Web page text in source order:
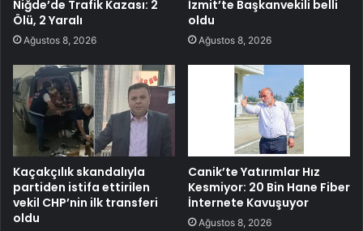
Niğde’de Trafik Kazası: 2
Ölü, 2 Yaralı
Ağustos 8, 2026
İzmit’te Başkanvekili belli
oldu
Ağustos 8, 2026
Kaçakçılık skandalıyla
partiden istifa ettirilen
vekil CHP’nin ilk transferi
oldu
Canik’te Yatırımlar Hız
Kesmiyor: 20 Bin Hane Fiber
İnternete Kavuşuyor
Ağustos 8, 2026